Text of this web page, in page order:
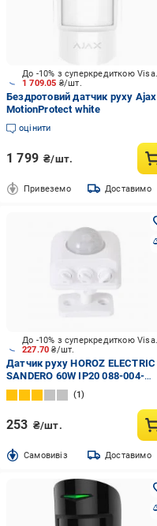
1 709.05 ₴/шт.
До -10% з суперкредиткою Visa Вигода
Бездротовий датчик руху Ajax
MotionProtect white
оцінити
1 799 ₴/шт.
Привеземо Доставимо
227.70₴/шт.
До -10% з суперкредиткою Visa Вигода
Датчик руху HOROZ ELECTRIC
SANDERO 60W IP20 088-004-
0001-010
1
253 ₴/шт.
Cамовивіз Доставимо